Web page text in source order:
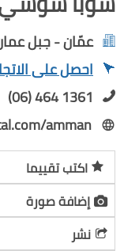
عمّان - جبل
احصل على
(06) 464 1361
amman
اكتب تقييما
إضافة صورة
نشر